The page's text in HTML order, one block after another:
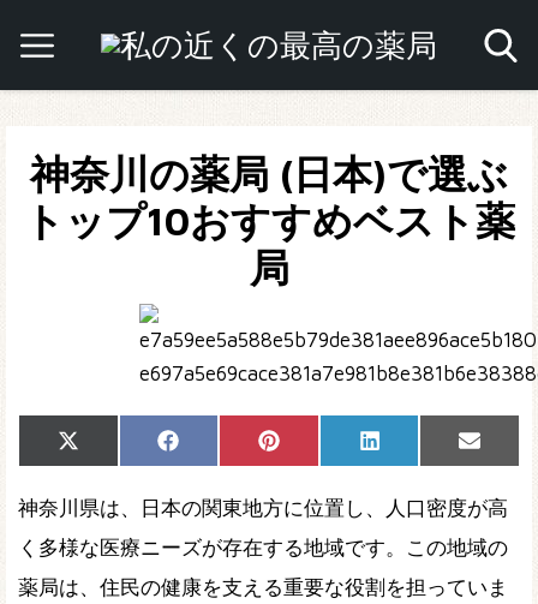
神奈川の薬局 (日本)で選ぶ
トップ10おすすめベスト薬
局
Share
on
X
(Twitter)
Share
on
Facebook Share
on
Pinterest Share
on
LinkedIn
Share
on
Email
神奈川県は、日本の関東地方に位置し、人口密度が高
く多様な医療ニーズが存在する地域です。この地域の
薬局は、住民の健康を支える重要な役割を担っていま